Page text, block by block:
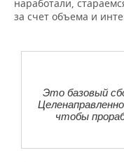
наработали,
за счет объема и
Это базовый
чтобы